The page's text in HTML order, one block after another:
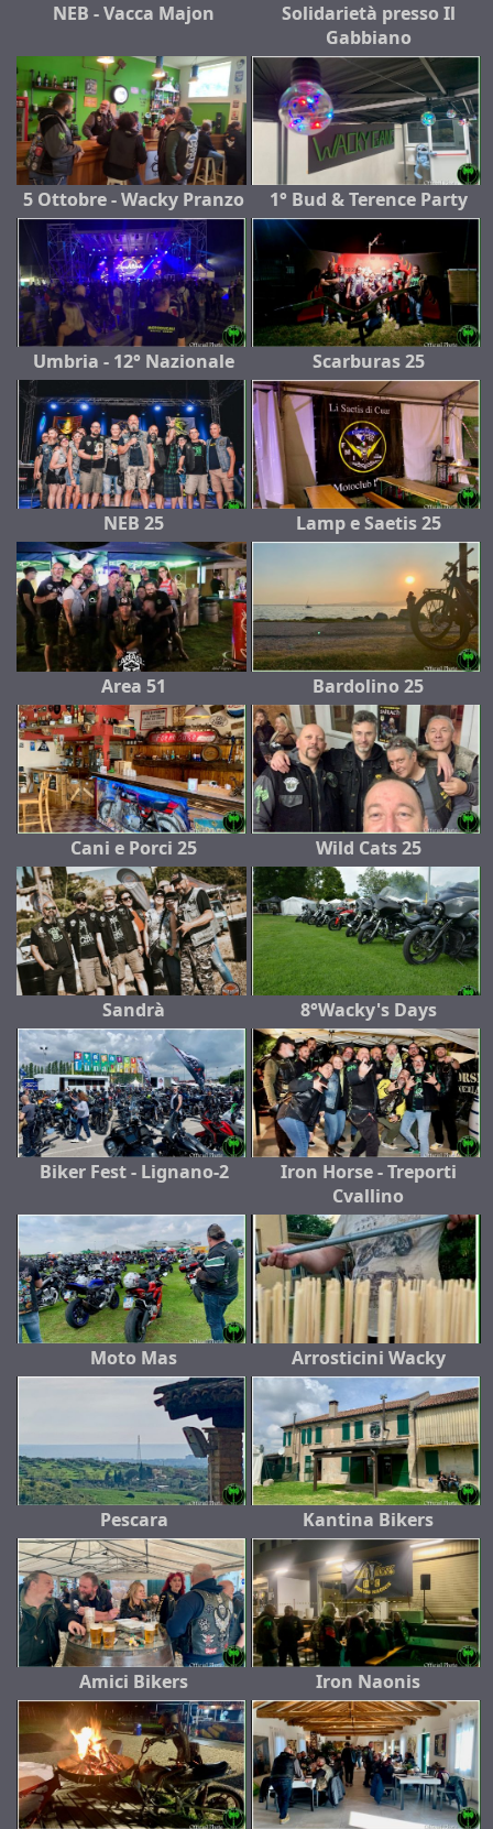
NEB - Vacca Majon
Solidarietà presso Il
Gabbiano
5 Ottobre - Wacky Pranzo 1° Bud & Terence Party
Umbria - 12° Nazionale Scarburas 25
NEB 25 Lamp e Saetis 25
Area 51 Bardolino 25
Cani e Porci 25 Wild Cats 25
Sandrà 8°Wacky's Days
Biker Fest - Lignano-2
Iron Horse - Treporti
Cvallino
Moto Mas Arrosticini Wacky
Pescara Kantina Bikers
Amici Bikers Iron Naonis